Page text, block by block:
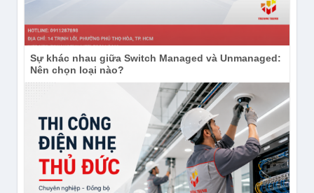
Sự khác nhau giữa Switch Managed và Unmanaged:
Nên chọn loại nào?